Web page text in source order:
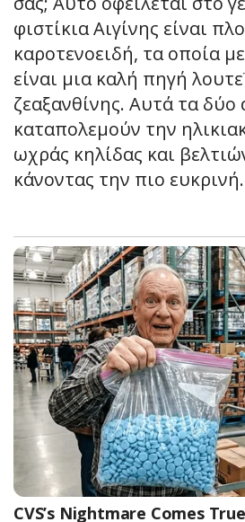
φιστίκια Αιγίνης είναι
καροτενοειδή, τα οποία
είναι μια καλή πηγή
ζεαξανθίνης. Αυτά τα δύο
καταπολεμούν την
ωχράς κηλίδας και
κάνοντας την πιο ευκρινή.